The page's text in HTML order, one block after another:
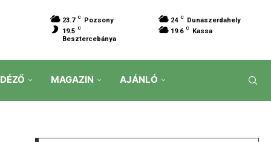
23.7 C Pozsony 24 C
Dunaszerdahely
19.5 C
Besztercebánya
19.6 C Kassa
MAGAZIN AJÁNLÓ